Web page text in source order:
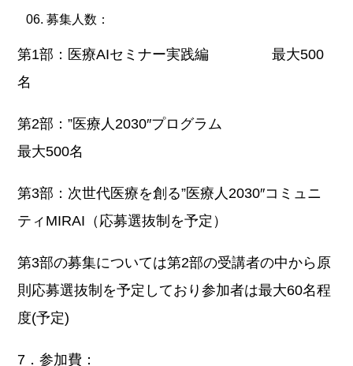
募集人数：
第1部：医療AIセミナー実践編 最大500
名
第2部：”医療人2030″プログラム
最大500名
第3部：次世代医療を創る”医療人2030″コミュニ
ティMIRAI（応募選抜制を予定）
第3部の募集については第2部の受講者の中から原
則応募選抜制を予定しており参加者は最大60名程
度(予定)
7．参加費：